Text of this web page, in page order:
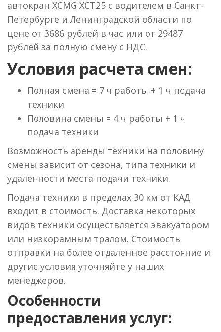
автокран XCMG XCT25 с водителем в Санкт-
Петербурге и Ленинградской области по
цене от 3686 рублей в час или от 29487
рублей за полную смену с НДС.
Условия расчета смен:
Полная смена = 7 ч работы + 1 ч подача
техники
Половина смены = 4 ч работы + 1 ч
подача техники
Возможность аренды техники на половину
смены зависит от сезона, типа техники и
удаленности места подачи техники.
Подача техники в пределах 30 км от КАД
входит в стоимость. Доставка некоторых
видов техники осуществляется эвакуатором
или низкорамным тралом. Стоимость
отправки на более отдаленное расстояние и
другие условия уточняйте у наших
менеджеров.
Особенности
предоставления услуг: